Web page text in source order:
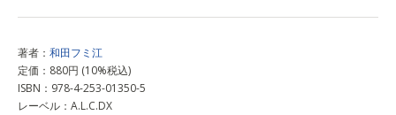
著者： 和田フミ江
定価：880円 (10%税込)
ISBN：978-4-253-01350-5
レーベル：A.L.C.DX